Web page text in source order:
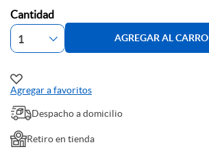
Cantidad
AGREGAR AL CARRO
Agregar a favoritos
Despacho a domicilio
Retiro en tienda